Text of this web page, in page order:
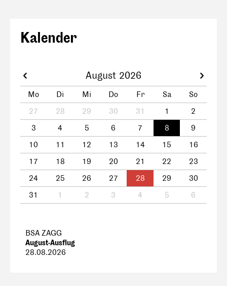
Kalender
August 2026
Mo Di Mi Do Fr Sa
So
27
28 29 30 31 1
2
3
4 5 6 7 8
9
10
11 12 13 14 15
16
17
18 19 20 21 22
23
24
25 26 27 28 29
30
31
1 2 3 4 5 6
BSA ZAGG
August-Ausflug
28.08.2026